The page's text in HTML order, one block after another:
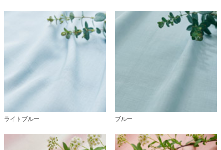
ライトブルー ブルー